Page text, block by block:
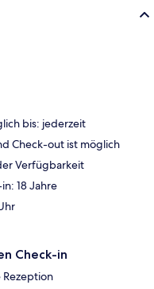
bis: jederzeit
Check-out ist möglich
Verfügbarkeit
18 Jahre
Check-in